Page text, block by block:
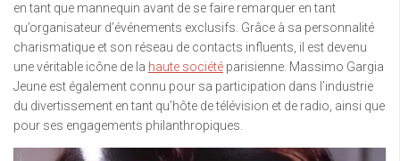
en tant que mannequin avant de se faire remarquer en tant
qu’organisateur d’événements exclusifs. Grâce à sa personnalité
charismatique et son réseau de contacts influents, il est devenu
une véritable icône de la haute société parisienne. Massimo Gargia
Jeune est également connu pour sa participation dans l’industrie
du divertissement en tant qu’hôte de télévision et de radio, ainsi que
pour ses engagements philanthropiques.